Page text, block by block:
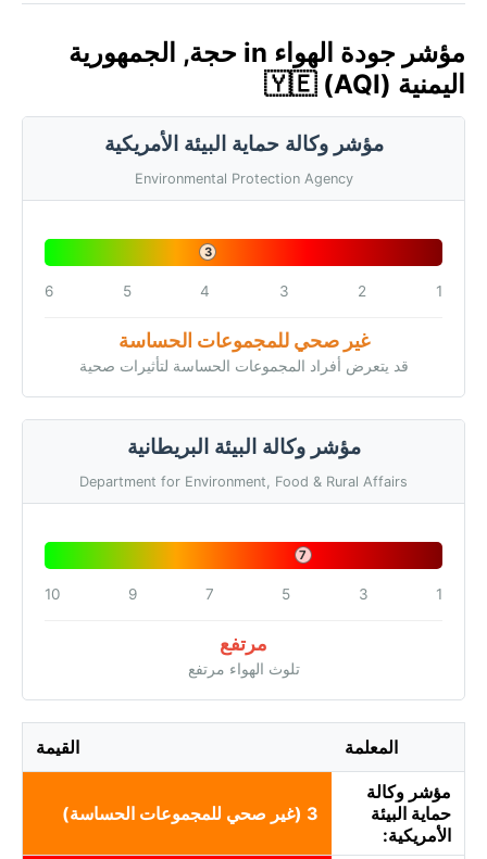
مؤشر جودة الهواء in حجة, الجمهورية
اليمنية 🇾🇪 (AQI)
مؤشر وكالة حماية البيئة الأمريكية
Environmental Protection Agency
3
1
2
3
4
5
6
غير صحي للمجموعات الحساسة
قد يتعرض أفراد المجموعات الحساسة لتأثيرات صحية
مؤشر وكالة البيئة البريطانية
Department for Environment, Food & Rural Affairs
7
1
3
5
7
9
10
مرتفع
تلوث الهواء مرتفع
المعلمة القيمة
مؤشر وكالة
حماية البيئة
الأمريكية:
3 (غير صحي للمجموعات الحساسة)